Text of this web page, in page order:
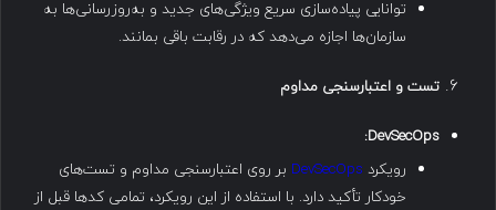
توانایی پیاده‌سازی سریع ویژگی‌های جدید و به‌روزرسانی‌ها به
سازمان‌ها اجازه می‌دهد که در رقابت باقی بمانند.
تست و اعتبارسنجی مداوم
DevSecOps:
رویکرد DevSecOps بر روی اعتبارسنجی مداوم و تست‌های
خودکار تأکید دارد. با استفاده از این رویکرد، تمامی کدها قبل از